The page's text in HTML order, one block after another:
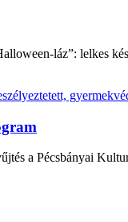
láz”: lelkes
a Pécsbányai